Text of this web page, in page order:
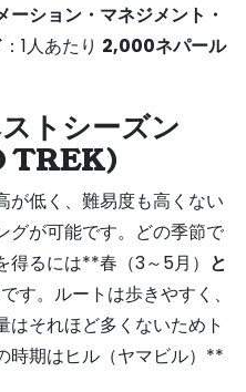
ーション・マネジメント・
：1人あたり 2,000ネパール
トシーズン
TREK)
が低く、難易度も高くない
グが可能です。どの季節で
得るには**春（3～5月） と
す。ルートは歩きやすく、
それほど多くないためト
時期はヒル（ヤマビル）**